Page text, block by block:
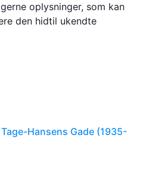
oplysninger, som kan
den hidtil ukendte
Hansens Gade (1935-